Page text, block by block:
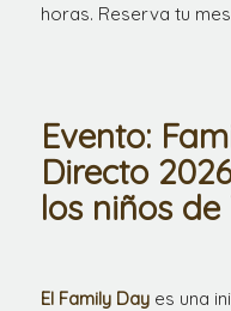
horas. Reserva tu
Evento:
Directo
los niños
El Family Dayes una